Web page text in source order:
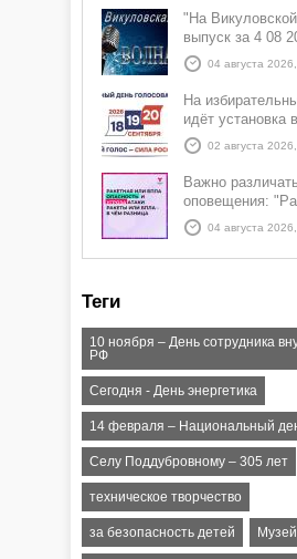
"На
выпуск за 4 08
04 августа
На
идёт установка
02 августа
Важно
оповещения:
БПЛА опасность"
атаки ракеты
04 августа
Теги
10 ноября – День сотрудника
РФ
Сегодня - День энергетика
14 февраля – Национальный
Селу Поддубровному – 305 лет
техническое творчество
за безопасность детей Музей